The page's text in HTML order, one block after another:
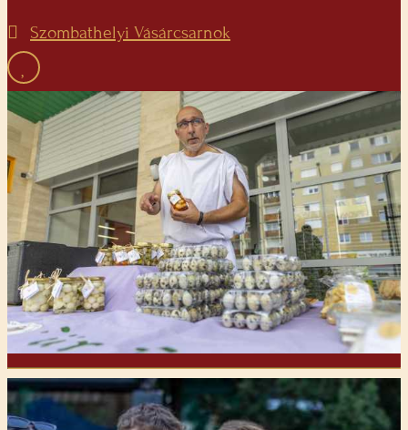
Szombathelyi Vásárcsarnok